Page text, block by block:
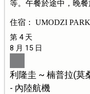
等。午餐於途中，晚餐
住宿： UMODZI
第 4 天
8 月 15 日
利隆圭 ~ 楠普拉(莫
- 內陸航機